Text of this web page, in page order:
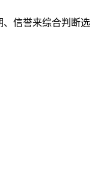
信誉来综合判断选